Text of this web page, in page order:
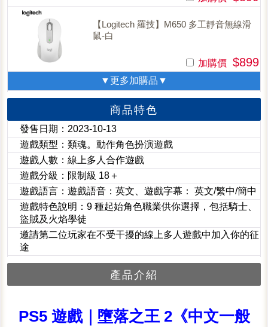
【Logitech 羅技】M650 多工靜音無線滑
鼠-白
加購價 $899
▼更多加購品▼
商品特色
發售日期：2023-10-13
遊戲類型：類魂。動作角色扮演遊戲
遊戲人數：線上多人合作遊戲
遊戲分級：限制級 18＋
遊戲語言：遊戲語音：英文、遊戲字幕： 英文/繁中/簡中
遊戲特色說明：9 種起始角色職業供你選擇，包括騎士、
盜賊及火焰學徒
邀請第二位玩家在不受干擾的線上多人遊戲中加入你的征
途
產品介紹
PS5 遊戲｜墮落之王 2《中文一般